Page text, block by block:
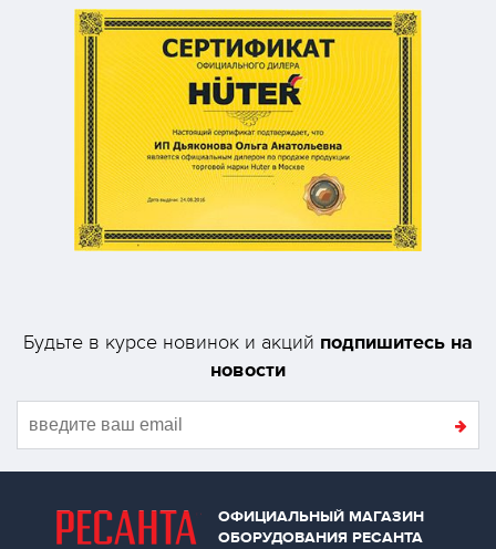
Будьте в курсе новинок и акций подпишитесь на
новости
ОФИЦИАЛЬНЫЙ МАГАЗИН
ОБОРУДОВАНИЯ РЕСАНТА